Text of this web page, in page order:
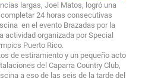
largas, Joel Matos, logró una
24 horas consecutivas
en el evento Brazadas por la
actividad organizada por Special
Puerto Rico.
de estiramiento y un pequeño acto
del Caparra Country Club,
a eso de las seis de la tarde del